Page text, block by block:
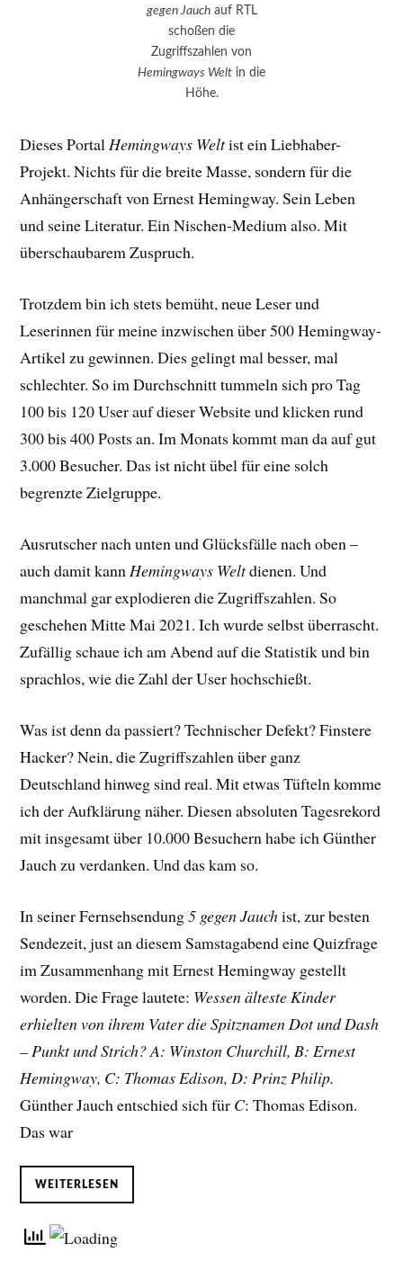
gegen Jauchauf RTL
schoßen die
Zugriffszahlen von
Hemingways Welt in die
Höhe.
Dieses PortalHemingways Weltist ein Liebhaber-
Projekt. Nichts für die breite Masse, sondern für die
Anhängerschaft von Ernest Hemingway. Sein Leben
und seine Literatur. Ein Nischen-Medium also. Mit
überschaubarem Zuspruch.
Trotzdem bin ich stets bemüht, neue Leser und
Leserinnen für meine inzwischen über 500 Hemingway-
Artikel zu gewinnen. Dies gelingt mal besser, mal
schlechter. So im Durchschnitt tummeln sich pro Tag
100 bis 120 User auf dieser Website und klicken rund
300 bis 400 Posts an. Im Monats kommt man da auf gut
3.000 Besucher. Das ist nicht übel für eine solch
begrenzte Zielgruppe.
Ausrutscher nach unten und Glücksfälle nach oben –
auch damit kannHemingways Weltdienen. Und
manchmal gar explodieren die Zugriffszahlen. So
geschehen Mitte Mai 2021. Ich wurde selbst überrascht.
Zufällig schaue ich am Abend auf die Statistik und bin
sprachlos, wie die Zahl der User hochschießt.
Was ist denn da passiert? Technischer Defekt? Finstere
Hacker? Nein, die Zugriffszahlen über ganz
Deutschland hinweg sind real. Mit etwas Tüfteln komme
ich der Aufklärung näher. Diesen absoluten Tagesrekord
mit insgesamt über 10.000 Besuchern habe ich Günther
Jauch zu verdanken. Und das kam so.
In seiner Fernsehsendung5 gegen Jauchist, zur besten
Sendezeit, just an diesem Samstagabend eine Quizfrage
im Zusammenhang mit Ernest Hemingway gestellt
worden. Die Frage lautete: Wessen älteste Kinder
erhielten von ihrem Vater die Spitznamen Dot und Dash
– Punkt und Strich? A: Winston Churchill, B: Ernest
Hemingway, C: Thomas Edison, D: Prinz Philip.
Günther Jauch entschied sich für C: Thomas Edison.
Das war
WEITERLESEN